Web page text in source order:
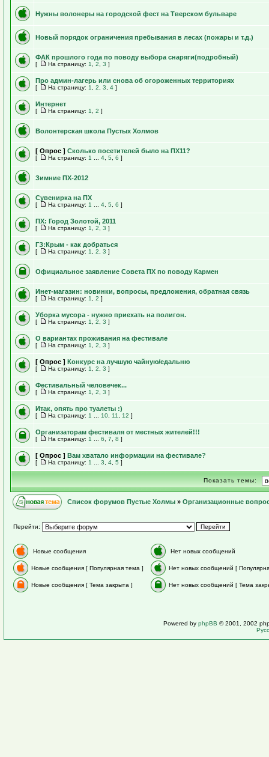
Нужны волонеры на городской фест на Тверском бульваре
Новый порядок ограничения пребывания в лесах (пожары и т.д.)
ФАК прошлого года по поводу выбора снаряги(подробный)
[ На страницу: 1 2 3 ]
Про админ-лагерь или снова об огороженных территориях
[ На страницу: 1 2 3 4 ]
Интернет
[ На страницу: 1 2 ]
Волонтерская школа Пустых Холмов
[ Опрос ] Сколько посетителей было на ПХ11?
[ На страницу: 1 4 5 6 ]
Зимние ПХ-2012
Сувенирка на ПХ
[ На страницу: 1 4 5 6 ]
ПХ: Город Золотой, 2011
[ На страницу: 1 2 3 ]
ГЗ:Крым - как добраться
[ На страницу: 1 2 3 ]
Официальное заявление Совета ПХ по поводу Кармен
Инет-магазин: новинки, вопросы, предложения, обратная связь
[ На страницу: 1 2 ]
Уборка мусора - нужно приехать на полигон.
[ На страницу: 1 2 3 ]
О вариантах проживания на фестивале
[ На страницу: 1 2 3 ]
[ Опрос ] Конкурс на лучшую чайную/едальню
[ На страницу: 1 2 3 ]
Фестивальный человечек...
[ На страницу: 1 2 3 ]
Итак, опять про туалеты :)
[ На страницу: 1 10 11 12 ]
Организаторам фестиваля от местных жителей!!!
[ На страницу: 1 6 7 8 ]
[ Опрос ] Вам хватало информации на фестивале?
[ На страницу: 1 3 4 5 ]
Показать темы:
Список форумов Пустые Холмы » Организационные
Перейти:
Новые сообщения Нет новых сообщений
Новые сообщения [ Популярная тема ] Нет новых сообщений [
Новые сообщения [ Тема закрыта ] Нет новых сообщений [ Тема
Powered by phpBB © 2001, 2002